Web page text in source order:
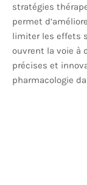
stratégies
permet
limiter les effets
ouvrent la voie à
précises et
pharmacologie